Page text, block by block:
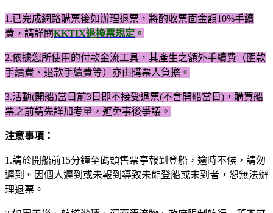
1.已完成網路購票後如辦理退票，將酌收票面金額10%手續
費，請詳閱KKTIX退換票規定 。
2.依據您所使用的付款金流工具，其產生之額外手續費（匯款
手續費、退款手續費等）亦由購票人負擔。​
3.活動(開船)當日前3日即不接受退票(不含開船當日)，​ 購買船
票之前請先詳加考量，避免事後爭議。
注意事項：
1.請於開船前15分鐘至碼頭售票亭報到登船，逾時不候，請勿
遲到。因個人遲到或未報到導致未能登船或未到者，恕無法辦
理退票。